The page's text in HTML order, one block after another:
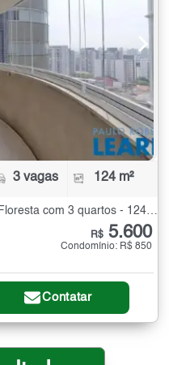
3 vagas 124 m²
Apartamento para Alugar na Vila Floresta com 3 quartos - 124 m²
R$ 5.600
Condomínio: R$ 850
Contatar